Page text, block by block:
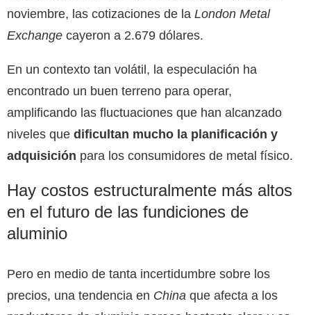
noviembre, las cotizaciones de la London Metal
Exchange cayeron a 2.679 dólares.
En un contexto tan volátil, la especulación ha
encontrado un buen terreno para operar,
amplificando las fluctuaciones que han alcanzado
niveles que dificultan mucho la planificación y
adquisición para los consumidores de metal físico.
Hay costos estructuralmente más altos
en el futuro de las fundiciones de
aluminio
Pero en medio de tanta incertidumbre sobre los
precios, una tendencia en China que afecta a los